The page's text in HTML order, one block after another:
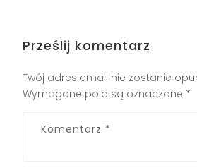
Prześlij komentarz
Twój adres email nie zostanie
Wymagane pola są oznaczone *